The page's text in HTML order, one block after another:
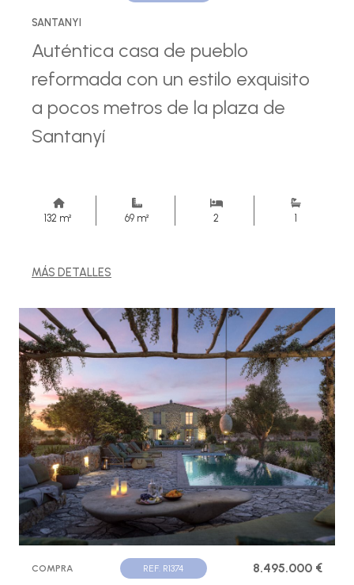
SANTANYI
Auténtica casa de pueblo
reformada con un estilo exquisito
a pocos metros de la plaza de
Santanyí
132 m² 69 m² 2 1
MÁS DETALLES
COMPRA REF. R1374 8.495.000 €